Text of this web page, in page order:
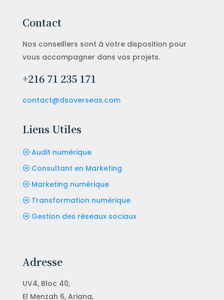
Contact
Nos conseillers sont à votre disposition pour
vous accompagner dans vos projets.
+216 71 235 171
contact@dsoverseas.com
Liens Utiles
Audit numérique
Consultant en Marketing
Marketing numérique
Transformation numérique
Gestion des réseaux sociaux
Adresse
UV4, Bloc 40,
El Menzah 6, Ariana,